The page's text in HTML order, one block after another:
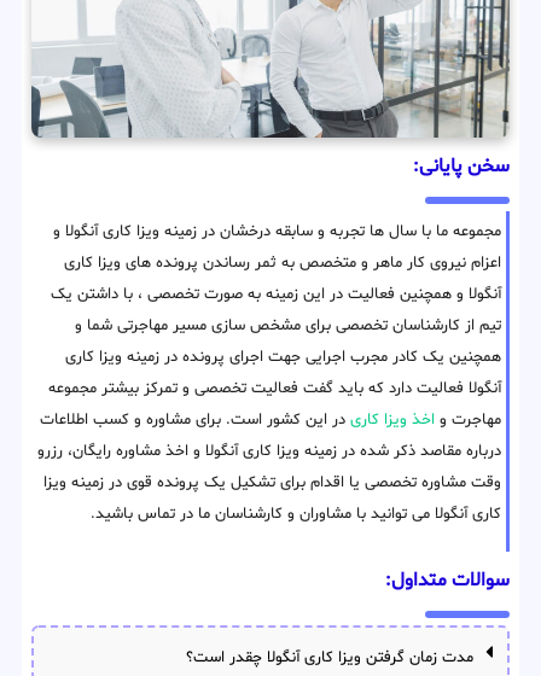
سخن پایانی:
مجموعه ما با سال ها تجربه و سابقه درخشان در زمینه ویزا کاری آنگولا و
اعزام نیروی کار ماهر و متخصص به ثمر رساندن پرونده های ویزا کاری
آنگولا و همچنین فعالیت در این زمینه به صورت تخصصی ، با داشتن یک
تیم از کارشناسان تخصصی برای مشخص سازی مسیر مهاجرتی شما و
همچنین یک کادر مجرب اجرایی جهت اجرای پرونده در زمینه ویزا کاری
آنگولا فعالیت دارد که باید گفت فعالیت تخصصی و تمرکز بیشتر مجموعه
مهاجرت و اخذ ویزا کاری در این کشور است. برای مشاوره و کسب اطلاعات
درباره مقاصد ذکر شده در زمینه ویزا کاری آنگولا و اخذ مشاوره رایگان، رزرو
وقت مشاوره تخصصی یا اقدام برای تشکیل یک پرونده قوی در زمینه ویزا
کاری آنگولا می توانید با مشاوران و کارشناسان ما در تماس باشید.
سوالات متداول:
مدت زمان گرفتن ویزا کاری آنگولا چقدر است؟